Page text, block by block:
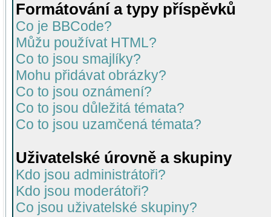
Formátování a typy příspěvků
Co je BBCode?
Můžu používat HTML?
Co to jsou smajlíky?
Mohu přidávat obrázky?
Co to jsou oznámení?
Co to jsou důležitá témata?
Co to jsou uzamčená témata?
Uživatelské úrovně a skupiny
Kdo jsou administrátoři?
Kdo jsou moderátoři?
Co jsou uživatelské skupiny?